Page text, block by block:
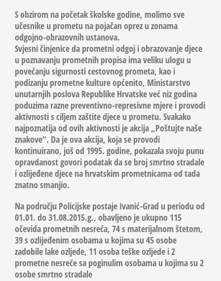
S obzirom na početak školske godine, molimo sve
učesnike u prometu na pojačan oprez u zonama
odgojno-obrazovnih ustanova.
Svjesni činjenice da prometni odgoj i obrazovanje djece
u poznavanju prometnih propisa ima veliku ulogu u
povećanju sigurnosti cestovnog prometa, kao i
podizanju prometne kulture općenito, Ministarstvo
unutarnjih poslova Republike Hrvatske već niz godina
poduzima razne preventivno-represivne mjere i provodi
aktivnosti s ciljem zaštite djece u prometu. Svakako
najpoznatija od ovih aktivnosti je akcija „Poštujte naše
znakove“. Da je ova akcija, koja se provodi
kontinuirano, još od 1995. godine, pokazala svoju punu
opravdanost govori podatak da se broj smrtno stradale
i ozlijeđene djece na hrvatskim prometnicama od tada
znatno smanjio.
Na području Policijske postaje Ivanić-Grad u periodu od
01.01. do 31.08.2015.g., obavljeno je ukupno 115
očevida prometnih nesreća, 74 s materijalnom štetom,
39 s ozlijeđenim osobama u kojima su 45 osobe
zadobile lake ozljede, 11 osoba teške ozljede i 2
prometne nesreće sa poginulim osobama u kojima su 2
osobe smrtno stradale